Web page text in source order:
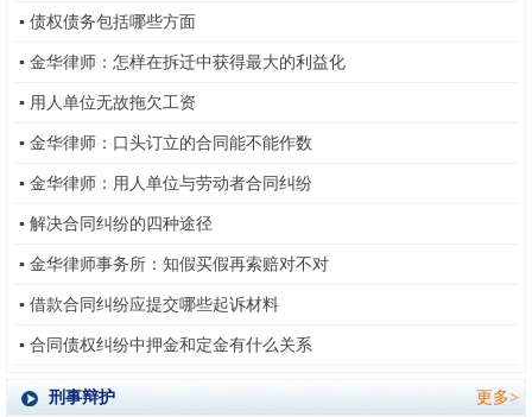
▪ 债权债务包括哪些方面
▪ 金华律师：怎样在拆迁中获得最大的利益化
▪ 用人单位无故拖欠工资
▪ 金华律师：口头订立的合同能不能作数
▪ 金华律师：用人单位与劳动者合同纠纷
▪ 解决合同纠纷的四种途径
▪ 金华律师事务所：知假买假再索赔对不对
▪ 借款合同纠纷应提交哪些起诉材料
▪ 合同债权纠纷中押金和定金有什么关系
更多>
刑事辩护